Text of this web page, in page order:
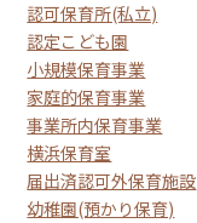
認可保育所(私立)
認定こども園
小規模保育事業
家庭的保育事業
事業所内保育事業
横浜保育室
届出済認可外保育施設
幼稚園(預かり保育)